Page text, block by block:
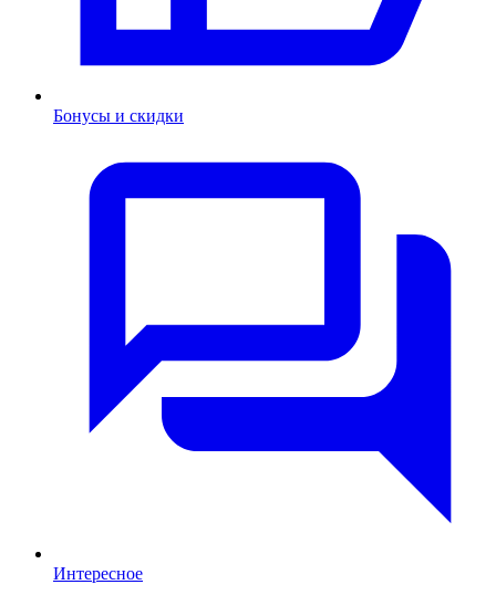
Бонусы и скидки
Интересное